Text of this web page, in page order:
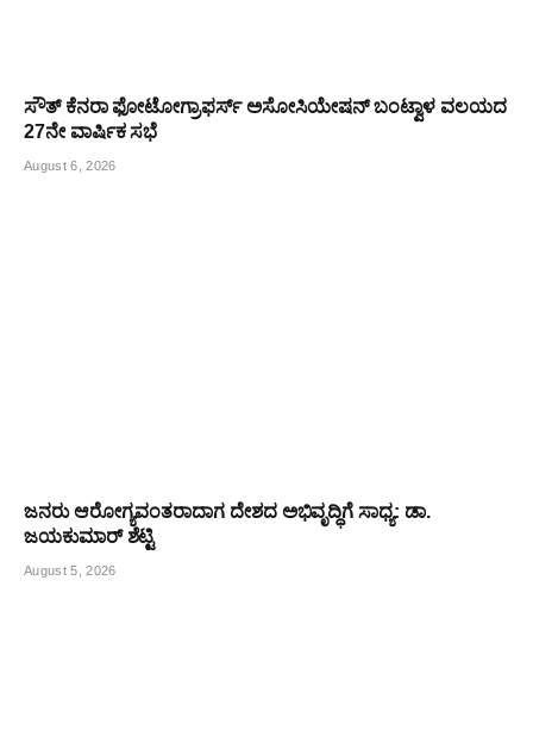
ಸೌತ್ ಕೆನರಾ ಫೋಟೋಗ್ರಾಫರ್ಸ್ ಅಸೋಸಿಯೇಷನ್ ಬಂಟ್ವಾಳ ವಲಯದ
27ನೇ ವಾರ್ಷಿಕ ಸಭೆ
August 6, 2026
ಜನರು ಆರೋಗ್ಯವಂತರಾದಾಗ ದೇಶದ ಅಭಿವೃದ್ಧಿಗೆ ಸಾಧ್ಯ: ಡಾ.
ಜಯಕುಮಾರ್ ಶೆಟ್ಟಿ
August 5, 2026